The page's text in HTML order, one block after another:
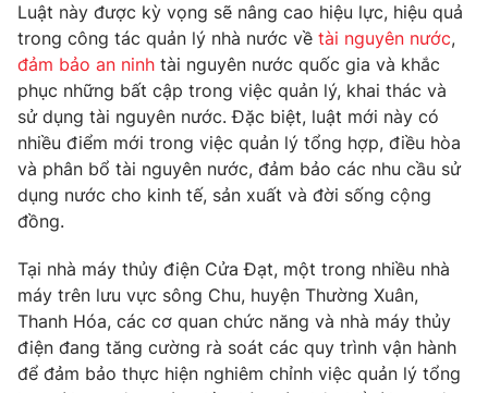
Thế giới đó đây
Câu chuyện quốc tế
Tài chính
Thị trường
Góc doanh nghiệp
Dữ liệu và đời sống
Truyền hình
Phim VTV
Hậu trường
Khán giả
Giải sao mai
Giải trí
Điện ảnh
Âm nhạc
Sao
Du lịch
Làm đẹp
Chất lượng cuộc sống
Giáo dục
Tuyển sinh
Công nghệ
Luật này được kỳ vọng sẽ nâng cao hiệu lực, hiệu quả
trong công tác quản lý nhà nước về tài nguyên nước,
đảm bảo an ninh tài nguyên nước quốc gia và khắc
phục những bất cập trong việc quản lý, khai thác và
sử dụng tài nguyên nước. Đặc biệt, luật mới này có
nhiều điểm mới trong việc quản lý tổng hợp, điều hòa
và phân bổ tài nguyên nước, đảm bảo các nhu cầu sử
dụng nước cho kinh tế, sản xuất và đời sống cộng
đồng.
Tại nhà máy thủy điện Cửa Đạt, một trong nhiều nhà
máy trên lưu vực sông Chu, huyện Thường Xuân,
Thanh Hóa, các cơ quan chức năng và nhà máy thủy
điện đang tăng cường rà soát các quy trình vận hành
để đảm bảo thực hiện nghiêm chỉnh việc quản lý tổng